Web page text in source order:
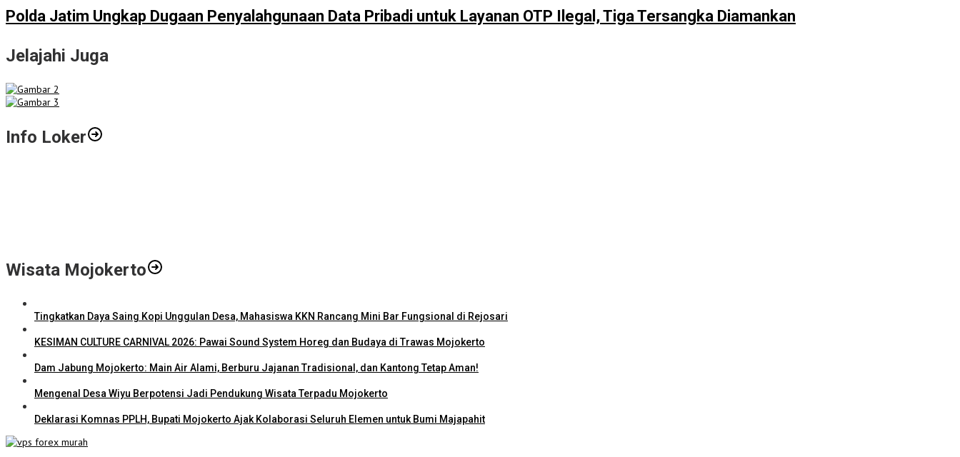
Polda Jatim Ungkap Dugaan Penyalahgunaan Data Pribadi untuk Layanan OTP Ilegal, Tiga Tersangka Diamankan
Jelajahi Juga
Info Loker
Wisata Mojokerto
Tingkatkan Daya Saing Kopi Unggulan Desa, Mahasiswa KKN Rancang Mini Bar Fungsional di Rejosari
KESIMAN CULTURE CARNIVAL 2026: Pawai Sound System Horeg dan Budaya di Trawas Mojokerto
Dam Jabung Mojokerto: Main Air Alami, Berburu Jajanan Tradisional, dan Kantong Tetap Aman!
Mengenal Desa Wiyu Berpotensi Jadi Pendukung Wisata Terpadu Mojokerto
Deklarasi Komnas PPLH, Bupati Mojokerto Ajak Kolaborasi Seluruh Elemen untuk Bumi Majapahit